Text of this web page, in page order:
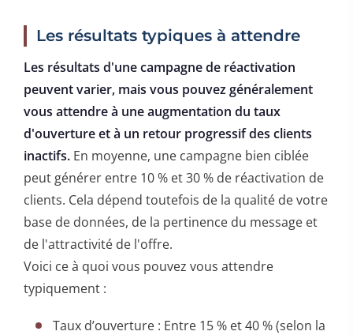
Les résultats typiques à attendre
Les résultats d'une campagne de réactivation
peuvent varier, mais vous pouvez généralement
vous attendre à une augmentation du taux
d'ouverture et à un retour progressif des clients
inactifs. En moyenne, une campagne bien ciblée
peut générer entre 10 % et 30 % de réactivation de
clients. Cela dépend toutefois de la qualité de votre
base de données, de la pertinence du message et
de l'attractivité de l'offre.
Voici ce à quoi vous pouvez vous attendre
typiquement :
Taux d’ouverture : Entre 15 % et 40 % (selon la